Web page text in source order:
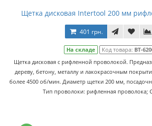
Щетка дисковая Intertool 200 мм
401 грн.
На складе Код товара: BT-
Щетка дисковая с рифленной проволокой.
дереву, бетону, металлу и лакокрасочным
более 4500 об/мин. Диаметр щетки 200 мм,
Тип проволоки: рифленная проволока;